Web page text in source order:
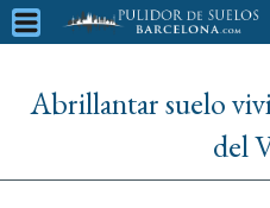
Abrillantar suelo
del